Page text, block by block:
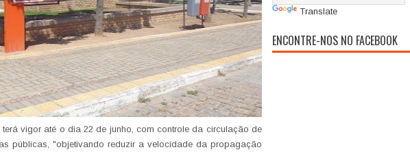
vigor até o dia 22 de junho, com controle da circulação de
públicas, "objetivando reduzir a velocidade da propagação
Translate
ENCONTRE-NOS NO FACEBOOK